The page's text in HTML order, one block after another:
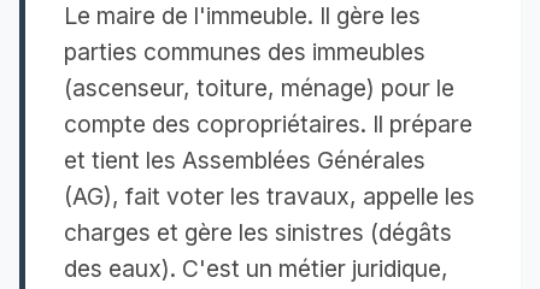
Le maire de l'immeuble. Il gère les
parties communes des immeubles
(ascenseur, toiture, ménage) pour le
compte des copropriétaires. Il prépare
et tient les Assemblées Générales
(AG), fait voter les travaux, appelle les
charges et gère les sinistres (dégâts
des eaux). C'est un métier juridique,